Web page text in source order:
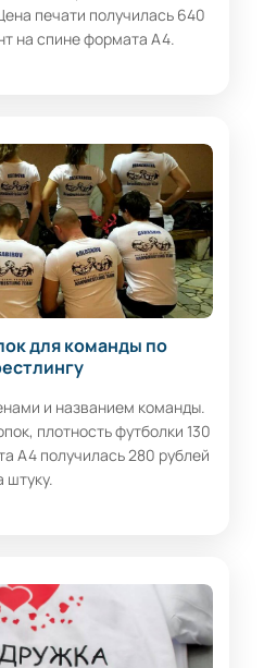
печати получилась 640
на спине формата А4.
для команды по
и названием команды.
плотность футболки 130
А4 получилась 280 рублей
штуку.